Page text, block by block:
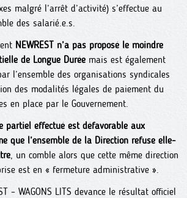
malgré l’arrêt d’activité) s’effectue au
des salarié.e.s.
NEWREST n’a pas proposé le moindre
de Longue Durée mais est également
l’ensemble des organisations syndicales
des modalités légales de paiement du
en place par le Gouvernement.
partiel effectué est défavorable aux
que l’ensemble de la Direction refuse elle-
, un comble alors que cette même direction
est en « fermeture administrative ».
– WAGONS LITS devance le résultat officiel